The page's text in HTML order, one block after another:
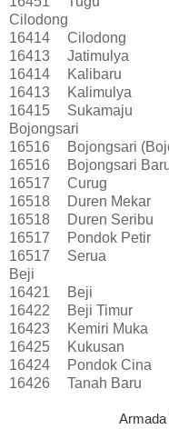
Cilodong
16414
Cilodong
16413
Jatimulya
16414
Kalibaru
16413
Kalimulya
16415
Sukamaju
Bojongsari
16516
Bojongsari
16516
Bojongsari
16517
Curug
16518
Duren Mekar
16518
Duren Seribu
16517
Pondok Petir
16517
Serua
Beji
16421
Beji
16422
Beji Timur
16423
Kemiri Muka
16425
Kukusan
16424
Pondok Cina
16426
Tanah Baru
Armada